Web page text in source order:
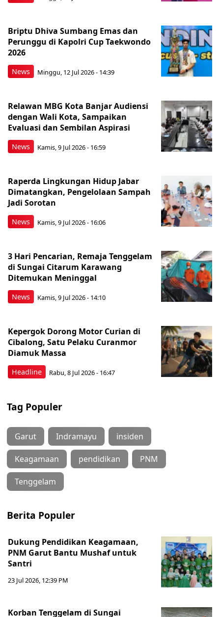
News
Briptu Dhiva Sumbang Emas dan
Perunggu di Kapolri Cup Taekwondo
2026
Minggu, 12 Jul 2026 - 14:39
News
Relawan MBG Kota Banjar Audiensi
dengan Wali Kota, Sampaikan
Evaluasi dan Sembilan Aspirasi
Kamis, 9 Jul 2026 - 16:59
News
Raperda Lingkungan Hidup Jabar
Dimatangkan, Pengelolaan Sampah
Jadi Sorotan
Kamis, 9 Jul 2026 - 16:06
News
3 Hari Pencarian, Remaja Tenggelam
di Sungai Citarum Karawang
Ditemukan Meninggal
Kamis, 9 Jul 2026 - 14:10
Headline
Kepergok Dorong Motor Curian di
Cibalong, Satu Pelaku Curanmor
Diamuk Massa
Rabu, 8 Jul 2026 - 16:47
Tag Populer
Garut Indramayu insiden
Keagamaan pendidikan PNM
Tenggelam
Berita Populer
Dukung Pendidikan Keagamaan,
PNM Garut Bantu Mushaf untuk
Santri
23 Jul 2026, 12:39 PM
Korban Tenggelam di Sungai